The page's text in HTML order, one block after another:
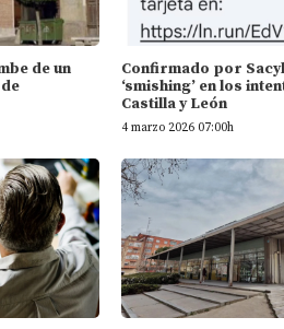
de un
Confirmado por
‘smishing’ en los
Castilla y León
4 marzo 2026 07:00h